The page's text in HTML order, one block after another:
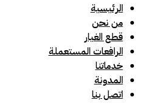
الرئيسية
من نحن
قطع الغيار
الرافعات المستعملة
خدماتنا
المدونة
اتصل بنا